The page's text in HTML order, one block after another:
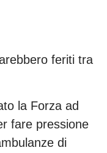
feriti tra
la Forza ad
fare pressione
di